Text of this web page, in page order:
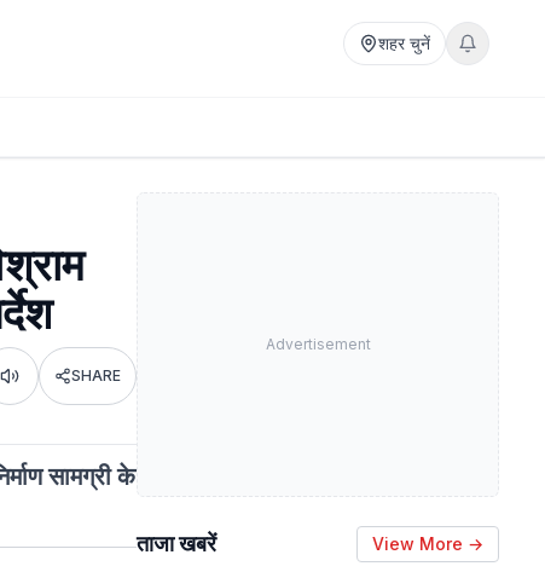
शहर चुनें
Listen SHARE
सामग्री के
Advertisement
ताजा खबरें View More →